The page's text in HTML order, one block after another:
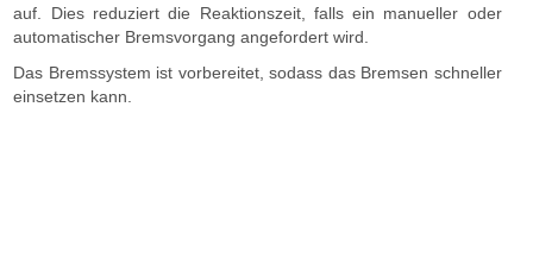
auf. Dies reduziert die Reaktionszeit, falls ein manueller oder
automatischer Bremsvorgang angefordert wird.
Das Bremssystem ist vorbereitet, sodass das Bremsen schneller
einsetzen kann.